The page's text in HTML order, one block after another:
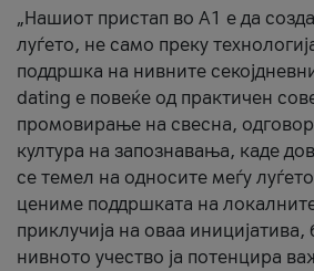
„Нашиот пристап во А1 е да
луѓето, не само преку
поддршка на нивните
dating е повеќе од практичен
промовирање на свесна,
култура на запознавања, каде
се темел на односите меѓу
цениме поддршката на
приклучија на оваа иницијатива,
нивното учество ја потенцира